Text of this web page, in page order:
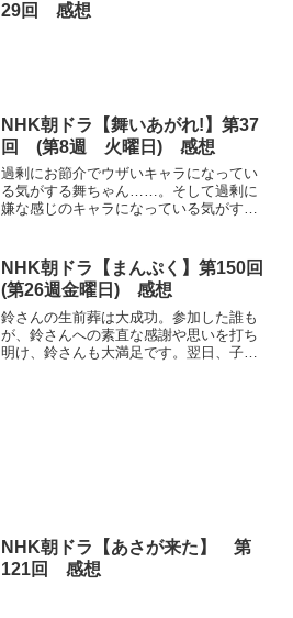
29回 感想
NHK朝ドラ【舞いあがれ!】第37
回 (第8週 火曜日) 感想
過剰にお節介でウザいキャラになってい
る気がする舞ちゃん……。そして過剰に
嫌な感じのキャラになっている気がする
本校で寮生活を始める。同室には矢野倫
子（山崎紘菜）がいた。男...
NHK朝ドラ【まんぷく】第150回
(第26週金曜日) 感想
鈴さんの生前葬は大成功。参加した誰も
が、鈴さんへの素直な感謝や思いを打ち
明け、鈴さんも大満足です。翌日、子供
NHK朝ドラ【あさが来た】 第
121回 感想